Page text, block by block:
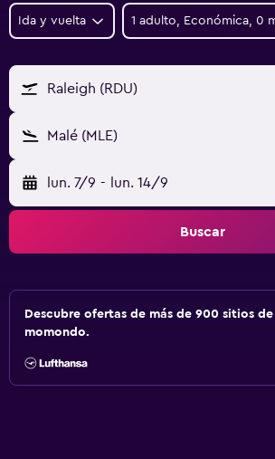
Ida y vuelta 1 adulto, Económica, 0
Raleigh (RDU)
Malé (MLE)
lun. 7/9 - lun. 14/9
Buscar
Descubre ofertas de más de 900 sitios
momondo.